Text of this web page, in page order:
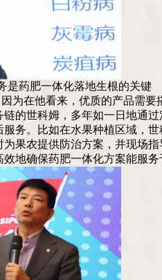
是药肥一体化落地生根的关键
为在他看来，优质的产品需
的世科姆，多年如一日地通
务。比如在水果种植区域，
果农提供防治方案，并现场
地确保药肥一体化方案能服务